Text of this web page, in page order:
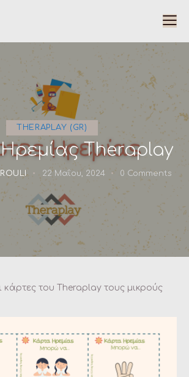
THERAPLAY (GR)
Theraplay
22 Μαΐου, 2024 0 Comments
κάρτες του Theraplay τους μικρούς